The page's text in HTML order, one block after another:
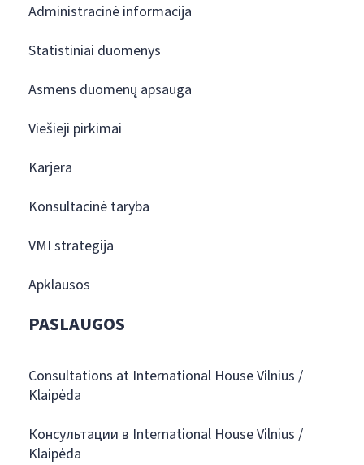
Administracinė informacija
Statistiniai duomenys
Asmens duomenų apsauga
Viešieji pirkimai
Karjera
Konsultacinė taryba
VMI strategija
Apklausos
PASLAUGOS
Consultations at International House Vilnius /
Klaipėda
Консультации в International House Vilnius /
Klaipėda